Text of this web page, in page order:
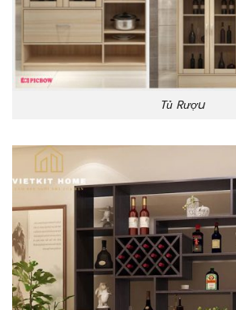
Tủ Rượu